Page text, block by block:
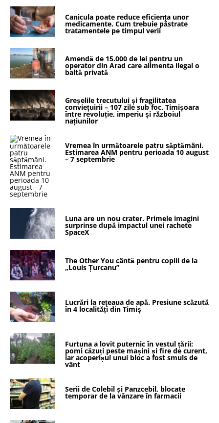
Canicula poate reduce eficiența unor
medicamente. Cum trebuie păstrate
tratamentele pe timpul verii
Amendă de 15.000 de lei pentru un
operator din Arad care alimenta ilegal o
baltă privată
Greșelile trecutului și fragilitatea
conviețuirii – 107 zile sub foc. Timișoara
între revoluție, imperiu și războiul
națiunilor
Vremea în următoarele patru săptămâni.
Estimarea ANM pentru perioada 10 august
– 7 septembrie
Luna are un nou crater. Primele imagini
surprinse după impactul unei rachete
SpaceX
The Other You cântă pentru copiii de la
„Louis Țurcanu”
Lucrări la rețeaua de apă. Presiune scăzută
în 4 localități din Timiș
Furtuna a lovit puternic în vestul țării:
pomi căzuți peste mașini și fire de curent,
iar acoperișul unui bloc a fost smuls de
vânt
Serii de Colebil și Panzcebil, blocate
temporar de la vânzare în farmacii